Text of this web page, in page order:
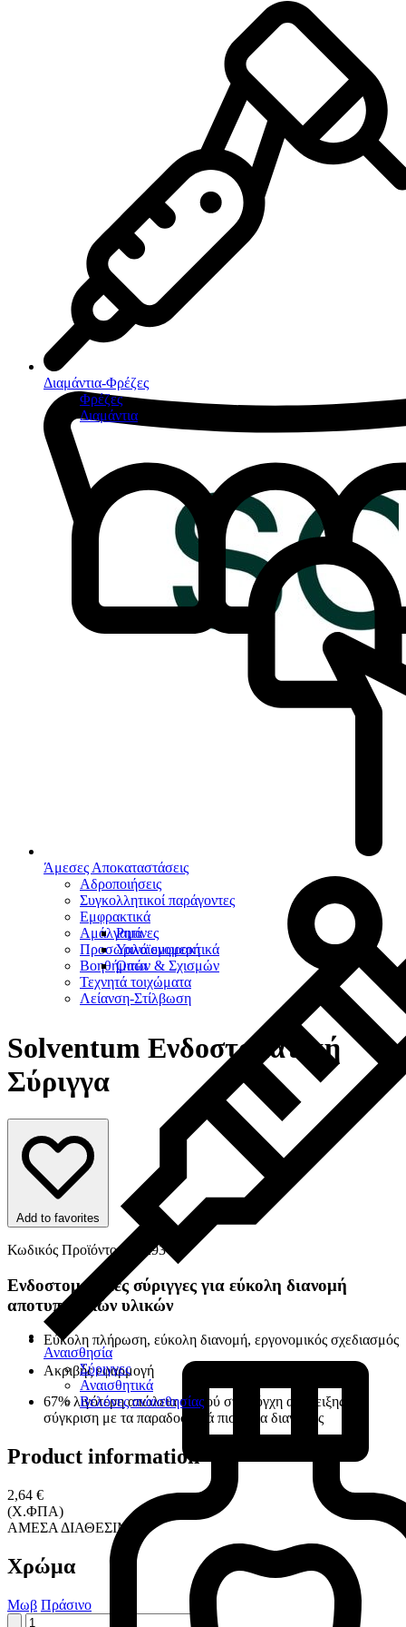
Διαμάντια-Φρέζες
Φρέζες
Διαμάντια
Άμεσες Αποκαταστάσεις
Αδροποιήσεις
Συγκολλητικοί παράγοντες
Εμφρακτικά
Ρητίνες
Υαλοϊονομερή
Οπών & Σχισμών
Αμάλγαμα
Προσωρινά εμφρακτικά
Βοηθήματα
Τεχνητά τοιχώματα
Λείανση-Στίλβωση
Αναισθησία
Σύριγγες
Αναισθητικά
Βελόνες αναισθησίας
Solventum Ενδοστοματική
Σύριγγα
Add to favorites
Κωδικός Προϊόντος: 17293
Ενδοστοματικές σύριγγες για εύκολη διανομή
αποτυπωτικών υλικών
Εύκολη πλήρωση, εύκολη διανομή, εργονομικός σχεδιασμός
Ακριβής εφαρμογή
67% λιγότερη απώλεια υλικού στα ρύγχη ανάμειξης σε
σύγκριση με τα παραδοσιακά πιστόλια διανομής
Product information
2,64 €
(Χ.ΦΠΑ)
ΑΜΕΣΑ ΔΙΑΘΕΣΙΜΟ
Χρώμα
Μωβ Πράσινο